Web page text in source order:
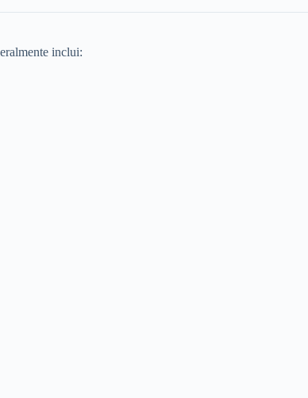
inclui: